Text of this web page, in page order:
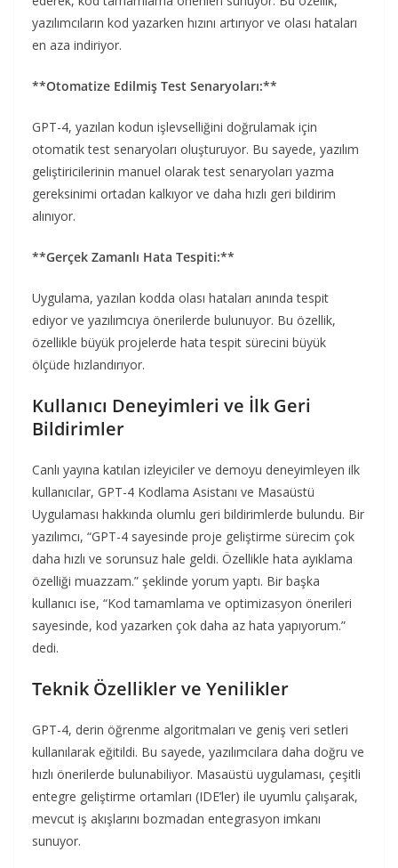
yazılımcıların kod yazarken hızını artırıyor ve olası hataları
en aza indiriyor.
**Otomatize Edilmiş Test Senaryoları:**
GPT-4, yazılan kodun işlevselliğini doğrulamak için
otomatik test senaryoları oluşturuyor. Bu sayede, yazılım
geliştiricilerinin manuel olarak test senaryoları yazma
gereksinimi ortadan kalkıyor ve daha hızlı geri bildirim
alınıyor.
**Gerçek Zamanlı Hata Tespiti:**
Uygulama, yazılan kodda olası hataları anında tespit
ediyor ve yazılımcıya önerilerde bulunuyor. Bu özellik,
özellikle büyük projelerde hata tespit sürecini büyük
ölçüde hızlandırıyor.
Kullanıcı Deneyimleri ve İlk Geri
Bildirimler
Canlı yayına katılan izleyiciler ve demoyu deneyimleyen ilk
kullanıcılar, GPT-4 Kodlama Asistanı ve Masaüstü
Uygulaması hakkında olumlu geri bildirimlerde bulundu. Bir
yazılımcı, “GPT-4 sayesinde proje geliştirme sürecim çok
daha hızlı ve sorunsuz hale geldi. Özellikle hata ayıklama
özelliği muazzam.” şeklinde yorum yaptı. Bir başka
kullanıcı ise, “Kod tamamlama ve optimizasyon önerileri
sayesinde, kod yazarken çok daha az hata yapıyorum.”
dedi.
Teknik Özellikler ve Yenilikler
GPT-4, derin öğrenme algoritmaları ve geniş veri setleri
kullanılarak eğitildi. Bu sayede, yazılımcılara daha doğru ve
hızlı önerilerde bulunabiliyor. Masaüstü uygulaması, çeşitli
entegre geliştirme ortamları (IDE’ler) ile uyumlu çalışarak,
mevcut iş akışlarını bozmadan entegrasyon imkanı
sunuyor.